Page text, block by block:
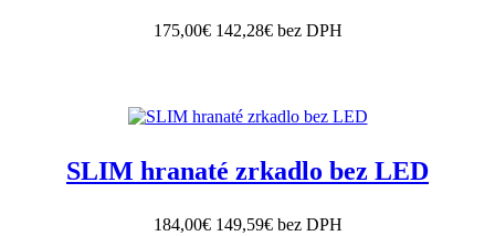
175,00€ 142,28€ bez DPH
SLIM hranaté zrkadlo bez LED
184,00€ 149,59€ bez DPH